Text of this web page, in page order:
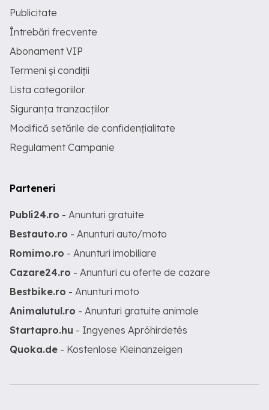
Publicitate
Întrebări frecvente
Abonament VIP
Termeni și condiții
Lista categoriilor
Siguranța tranzacțiilor
Modifică setările de confidențialitate
Regulament Campanie
Parteneri
Publi24.ro - Anunturi gratuite
Bestauto.ro - Anunturi auto/moto
Romimo.ro - Anunturi imobiliare
Cazare24.ro - Anunturi cu oferte de cazare
Bestbike.ro - Anunturi moto
Animalutul.ro - Anunturi gratuite animale
Startapro.hu - Ingyenes Apróhirdetés
Quoka.de - Kostenlose Kleinanzeigen